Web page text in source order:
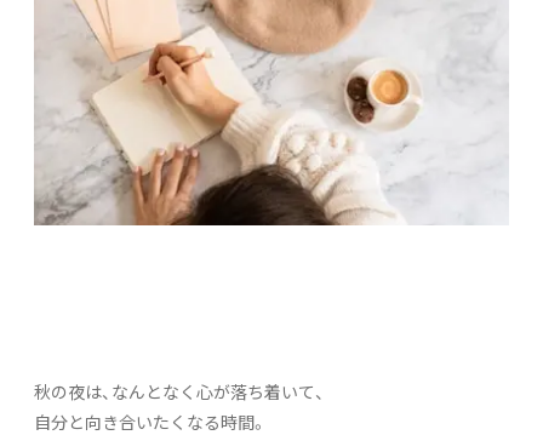
秋の夜は、なんとなく心が落ち着いて、
自分と向き合いたくなる時間。